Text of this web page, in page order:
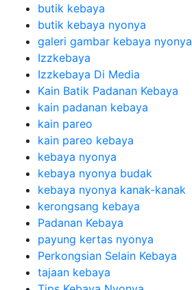
butik kebaya
butik kebaya nyonya
galeri gambar kebaya nyonya
Izzkebaya
Izzkebaya Di Media
Kain Batik Padanan Kebaya
kain padanan kebaya
kain pareo
kain pareo kebaya
kebaya nyonya
kebaya nyonya budak
kebaya nyonya kanak-kanak
kerongsang kebaya
Padanan Kebaya
payung kertas nyonya
Perkongsian Selain Kebaya
tajaan kebaya